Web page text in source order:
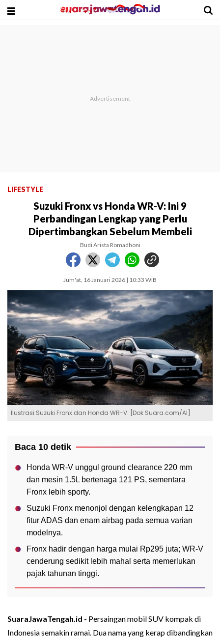
LIFESTYLE
Suzuki Fronx vs Honda WR-V: Ini 9
Perbandingan Lengkap yang Perlu
Dipertimbangkan Sebelum Membeli
Budi Arista Romadhoni
Jum'at, 16 Januari 2026 | 10:33 WIB
Ilustrasi Suzuki Fronx dan Honda WR-V. [Dok Suara.com/AI]
Baca 10 detik
Honda WR-V unggul ground clearance 220 mm
dan mesin 1.5L bertenaga 121 PS, sementara
Fronx lebih sporty.
Suzuki Fronx menonjol dengan kelengkapan 12
fitur ADAS dan enam airbag pada semua varian
modelnya.
Fronx hadir dengan harga mulai Rp295 juta; WR-V
cenderung sedikit lebih mahal serta memerlukan
pajak tahunan tinggi.
SuaraJawaTengah.id - Persaingan mobil SUV kompak di
Indonesia semakin ramai. Dua nama yang kerap dibandingkan